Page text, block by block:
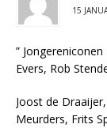
15
”
Evers, Rob
Joost de
Meurders, Frits